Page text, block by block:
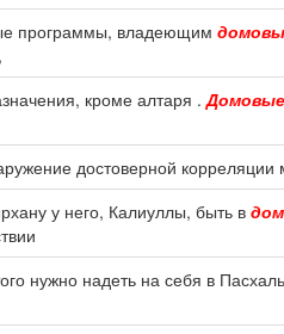
программы, владеющим
кроме алтаря .Домовые
достоверной корреляции
у него, Калиуллы, быть в
нужно надеть на себя в